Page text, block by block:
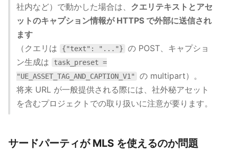
社内など）で動かした場合は、 クエリテキストとアセ
ットのキャプション情報が HTTPS で外部に送信され
ます
（クエリは
{"text": "..."}
の POST、キャプショ
ン生成は
task_preset =
"UE_ASSET_TAG_AND_CAPTION_V1"
の multipart）。
将来 URL が一般提供される際には、社外秘アセット
を含むプロジェクトでの取り扱いに注意が要ります。
サードパーティが MLS を使えるのか問題